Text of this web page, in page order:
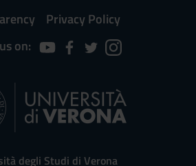
Privacy Policy
on:
degli Studi di Verona